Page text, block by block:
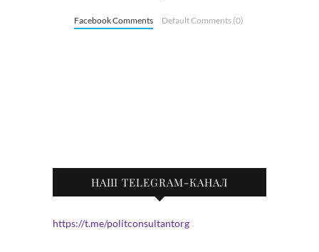
Facebook Comments Default Comments (0)
НАШ TELEGRAM-КАНАЛ
https://t.me/politconsultantorg